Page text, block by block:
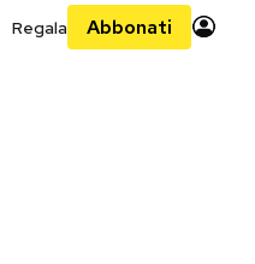
Regala Abbonati